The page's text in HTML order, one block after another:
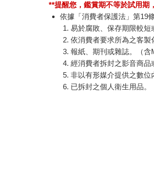
**提醒您，鑑賞期不等於試用期
依據「消費者保護法」第19
易於腐敗、保存期限較短
依消費者要求所為之客製
報紙、期刊或雜誌。（含
經消費者拆封之影音商品
非以有形媒介提供之數
已拆封之個人衛生用品